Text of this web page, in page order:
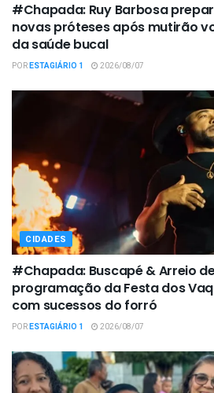
#Chapada: Ruy Barbosa
novas próteses após mutirão
da saúde bucal
PORESTAGIÁRIO 1 2026/08/07
CIDADES
#Chapada: Buscapé & Arreio
programação da Festa dos
com sucessos do forró
PORESTAGIÁRIO 1 2026/08/07